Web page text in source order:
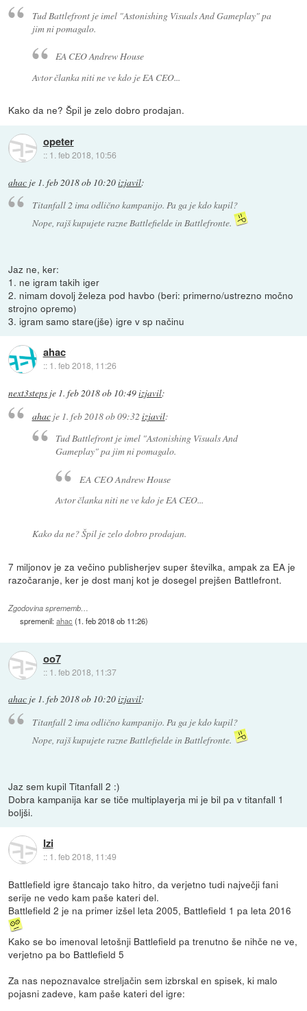
Tud Battlefront je imel "Astonishing Visuals And Gameplay" pa
jim ni pomagalo.
EA CEO Andrew House
Avtor članka niti ne ve kdo je EA CEO...
Kako da ne? Špil je zelo dobro prodajan.
opeter
:: 1. feb 2018, 10:56
ahac je 1. feb 2018 ob 10:20izjavil:
Titanfall 2 ima odlično kampanijo. Pa ga je kdo kupil?
Nope, rajš kupujete razne Battlefielde in Battlefronte.
Jaz ne, ker:
1. ne igram takih iger
2. nimam dovolj železa pod havbo (beri: primerno/ustrezno močno
strojno opremo)
3. igram samo stare(jše) igre v sp načinu
ahac
:: 1. feb 2018, 11:26
next3steps je 1. feb 2018 ob 10:49izjavil:
ahacje 1. feb 2018 ob 09:32 izjavil:
Tud Battlefront je imel "Astonishing Visuals And
Gameplay" pa jim ni pomagalo.
EA CEO Andrew House
Avtor članka niti ne ve kdo je EA CEO...
Kako da ne? Špil je zelo dobro prodajan.
7 miljonov je za večino publisherjev super številka, ampak za EA je
razočaranje, ker je dost manj kot je dosegel prejšen Battlefront.
Zgodovina sprememb…
spremenil:ahac (1. feb 2018 ob 11:26)
oo7
:: 1. feb 2018, 11:37
ahac je 1. feb 2018 ob 10:20izjavil:
Titanfall 2 ima odlično kampanijo. Pa ga je kdo kupil?
Nope, rajš kupujete razne Battlefielde in Battlefronte.
Jaz sem kupil Titanfall 2 :)
Dobra kampanija kar se tiče multiplayerja mi je bil pa v titanfall 1
boljši.
Izi
:: 1. feb 2018, 11:49
Battlefield igre štancajo tako hitro, da verjetno tudi največji fani
serije ne vedo kam paše kateri del.
Battlefield 2 je na primer izšel leta 2005, Battlefield 1 pa leta 2016
Kako se bo imenoval letošnji Battlefield pa trenutno še nihče ne ve,
verjetno pa bo Battlefield 5
Za nas nepoznavalce streljačin sem izbrskal en spisek, ki malo
pojasni zadeve, kam paše kateri del igre: